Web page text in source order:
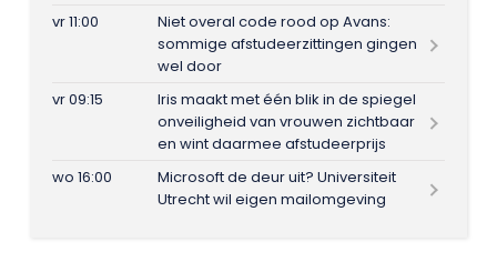
vr 11:00
Niet overal code rood op Avans:
sommige afstudeerzittingen gingen
wel door
vr 09:15
Iris maakt met één blik in de spiegel
onveiligheid van vrouwen zichtbaar
en wint daarmee afstudeerprijs
wo 16:00
Microsoft de deur uit? Universiteit
Utrecht wil eigen mailomgeving